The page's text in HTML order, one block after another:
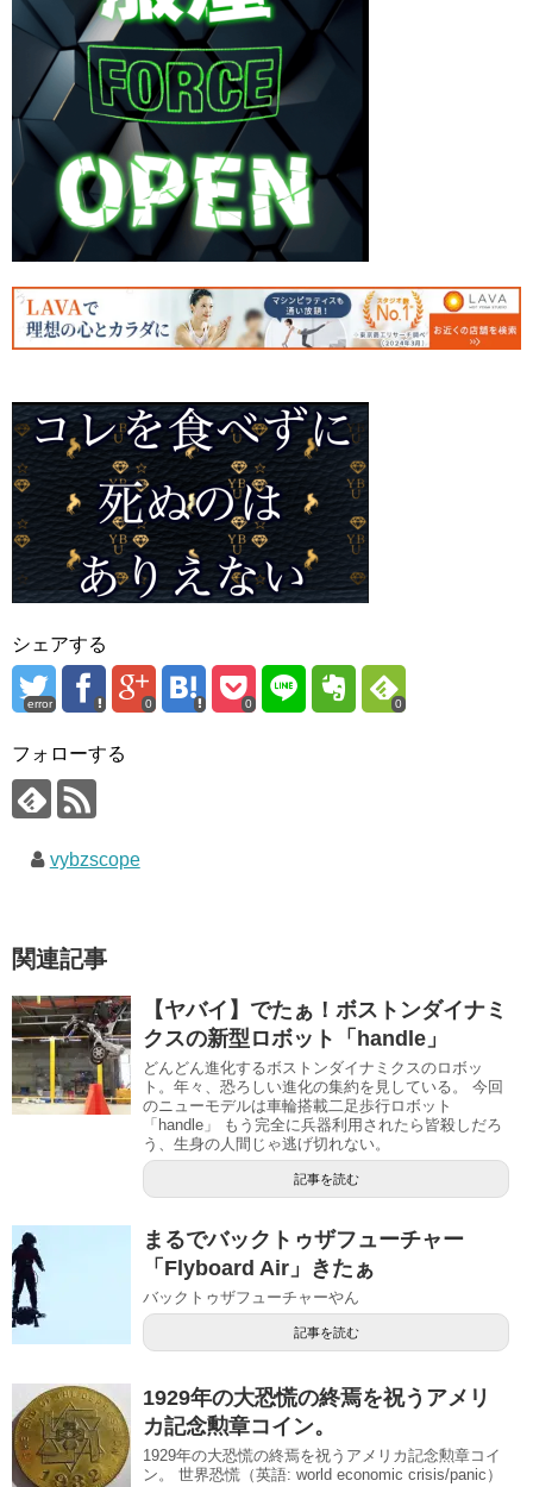
シェアする
error 0 0 0
フォローする
vybzscope
関連記事
【ヤバイ】でたぁ！ボストンダイナミ
クスの新型ロボット「handle」
どんどん進化するボストンダイナミクスのロボッ
ト。年々、恐ろしい進化の集約を見している。 今回
のニューモデルは車輪搭載二足歩行ロボット
「handle」 もう完全に兵器利用されたら皆殺しだろ
う、生身の人間じゃ逃げ切れない。
記事を読む
まるでバックトゥザフューチャー
「Flyboard Air」きたぁ
バックトゥザフューチャーやん
記事を読む
1929年の大恐慌の終焉を祝うアメリ
カ記念勲章コイン。
1929年の大恐慌の終焉を祝うアメリカ記念勲章コイ
ン。 世界恐慌（英語: world economic crisis/panic）